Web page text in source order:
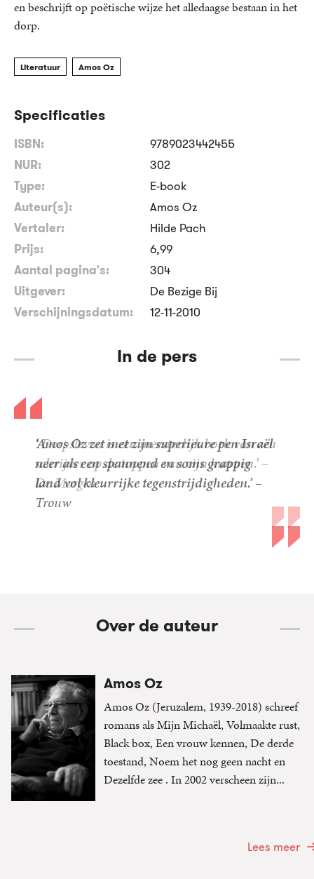
en beschrijft op poëtische wijze het alledaagse bestaan in het
dorp.
Literatuur Amos Oz
Specificaties
ISBN:
9789023442455
NUR:
302
Type:
E-book
Auteur(s):
Amos Oz
Vertaler:
Hilde Pach
Prijs:
6,99
Aantal pagina's:
304
Uitgever:
De Bezige Bij
Verschijningsdatum:
12-11-2010
In de pers
‘Dorpslevenis een meesterlijk boek van een
schrijver op de toppen van zijn kunnen.’ –
De Morgen
Over de auteur
Amos Oz
Amos Oz (Jeruzalem, 1939-2018) schreef
romans als Mijn Michaël, Volmaakte rust,
Black box, Een vrouw kennen, De derde
toestand, Noem het nog geen nacht en
Dezelfde zee . In 2002 verscheen zijn...
Lees meer